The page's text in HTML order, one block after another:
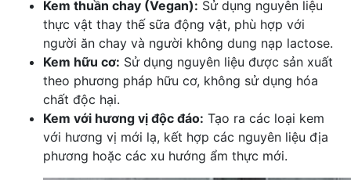
Kem thuần chay (Vegan): Sử dụng nguyên liệu
thực vật thay thế sữa động vật, phù hợp với
người ăn chay và người không dung nạp lactose.
Kem hữu cơ: Sử dụng nguyên liệu được sản xuất
theo phương pháp hữu cơ, không sử dụng hóa
chất độc hại.
Kem với hương vị độc đáo: Tạo ra các loại kem
với hương vị mới lạ, kết hợp các nguyên liệu địa
phương hoặc các xu hướng ẩm thực mới.